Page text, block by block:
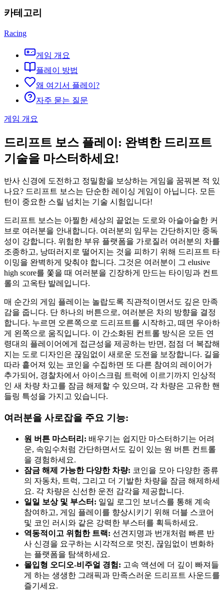
카테고리
Racing
게임 개요
플레이 방법
왜 여기서 플레이?
자주 묻는 질문
게임 개요
드리프트 보스 플레이: 완벽한 드리프트
기술을 마스터하세요!
반사 신경에 도전하고 정밀함을 보상하는 게임을 꿈꿔본 적 있
나요? 드리프트 보스는 단순한 레이싱 게임이 아닙니다. 모든
턴이 중요한 스릴 넘치는 기술 시험입니다!
드리프트 보스는 아찔한 세상의 끝없는 도로와 아슬아슬한 커
브로 여러분을 안내합니다. 여러분의 임무는 간단하지만 중독
성이 강합니다. 위험한 부유 플랫폼을 가로질러 여러분의 차를
조종하고, 낭떠러지로 떨어지는 것을 피하기 위해 드리프트 타
이밍을 완벽하게 맞춰야 합니다. 그것은 여러분이 그 elusive
high score를 쫓을 때 여러분을 긴장하게 만드는 타이밍과 컨트
롤의 고옥탄 발레입니다.
매 순간의 게임 플레이는 놀랍도록 직관적이면서도 깊은 만족
감을 줍니다. 단 하나의 버튼으로, 여러분은 차의 방향을 결정
합니다. 누르면 오른쪽으로 드리프트를 시작하고, 떼면 우아하
게 왼쪽으로 움직입니다. 이 간소화된 컨트롤 방식은 모든 연
령대의 플레이어에게 접근성을 제공하는 반면, 점점 더 복잡해
지는 도로 디자인은 끊임없이 새로운 도전을 보장합니다. 길을
따라 흩어져 있는 코인을 수집하면 또 다른 참여의 레이어가
추가되어, 경찰차에서 아이스크림 트럭에 이르기까지 인상적
인 새 차량 차고를 잠금 해제할 수 있으며, 각 차량은 고유한 핸
들링 특성을 가지고 있습니다.
여러분을 사로잡을 주요 기능:
원 버튼 마스터리: 배우기는 쉽지만 마스터하기는 어려
운, 속임수처럼 간단하면서도 깊이 있는 원 버튼 컨트롤
을 경험하세요.
잠금 해제 가능한 다양한 차량: 코인을 모아 다양한 종류
의 자동차, 트럭, 그리고 더 기발한 차량을 잠금 해제하세
요. 각 차량은 신선한 운전 감각을 제공합니다.
일일 보상 및 부스터: 일일 로그인 보너스를 통해 계속
참여하고, 게임 플레이를 향상시키기 위해 더블 스코어
및 코인 러시와 같은 강력한 부스터를 획득하세요.
역동적이고 위험한 트랙: 선견지명과 번개처럼 빠른 반
사 신경을 요구하는 시각적으로 멋진, 끊임없이 변화하
는 플랫폼을 탐색하세요.
몰입형 오디오-비주얼 경험: 고속 액션에 더 깊이 빠져들
게 하는 생생한 그래픽과 만족스러운 드리프트 사운드를
즐기세요.